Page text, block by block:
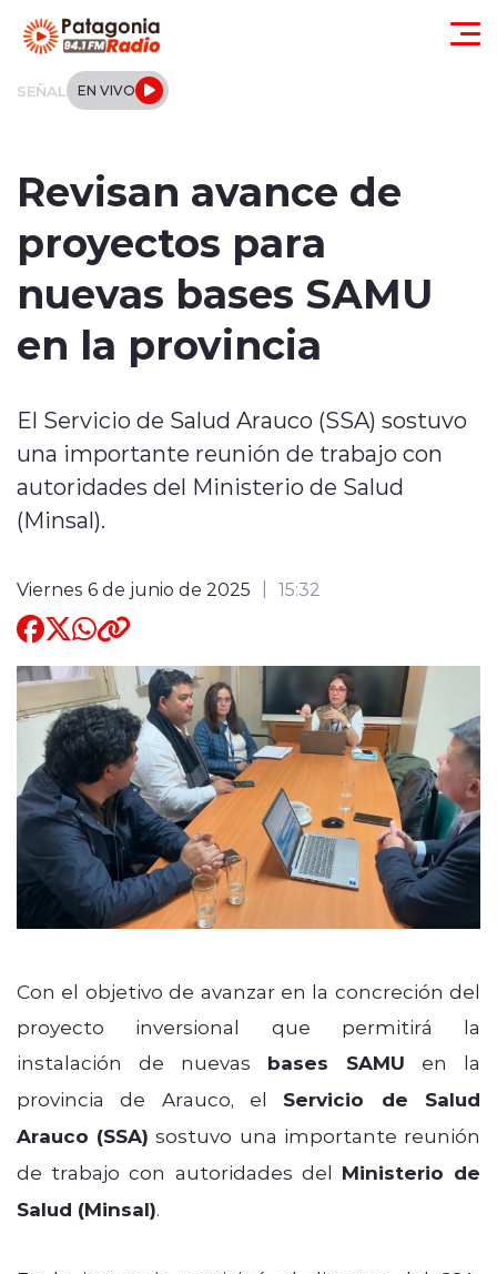
SEÑAL EN VIVO
Local
Tendencias
Deportes
Entrevistas
Quienes Somos
modo claro
Revisan avance de
proyectos para
nuevas bases SAMU
en la provincia
El Servicio de Salud Arauco (SSA) sostuvo
una importante reunión de trabajo con
autoridades del Ministerio de Salud
(Minsal).
Viernes 6 de junio de 2025 15:32
Con el objetivo de avanzar en la concreción del
proyecto inversional que permitirá la
instalación de nuevas bases SAMU en la
provincia de Arauco, el Servicio de Salud
Arauco (SSA) sostuvo una importante reunión
de trabajo con autoridades del Ministerio de
Salud (Minsal).